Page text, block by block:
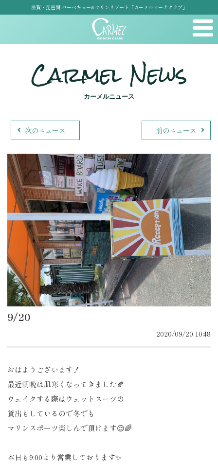
滋賀・琵琶湖 バーベキュー&マリンリゾート「カーメルビーチクラブ」
Carmel News
カーメルニュース
次のニュース 前のニュース
9/20
2020/09/20 10:48
おはようございます！
最近朝晩は肌寒くなってきました🍂
ウェイクする際はウェットスーツの
貸出もしているので冬でも
マリンスポーツ楽しんで頂けます😌🌈
本日も9:00より営業しております✨